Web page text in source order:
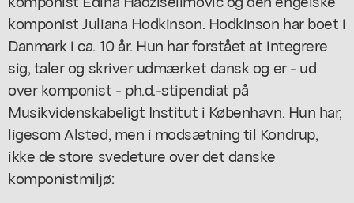
komponist Juliana Hodkinson. Hodkinson har boet i
Danmark i ca. 10 år. Hun har forstået at integrere
sig, taler og skriver udmærket dansk og er - ud
over komponist - ph.d.-stipendiat på
Musikvidenskabeligt Institut i København. Hun har,
ligesom Alsted, men i modsætning til Kondrup,
ikke de store svedeture over det danske
komponistmiljø: